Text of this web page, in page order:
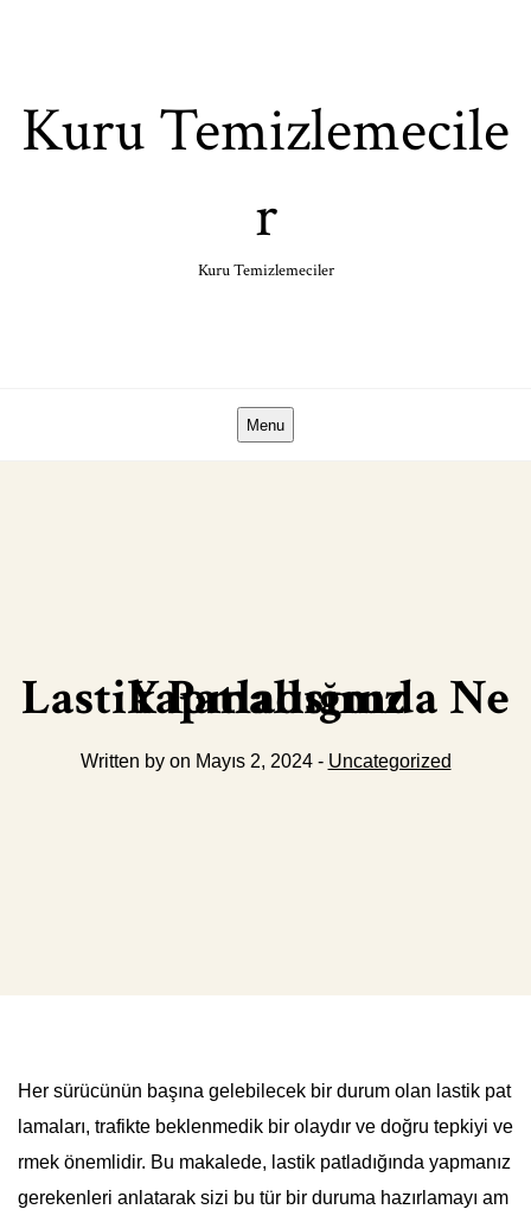
Kuru Temizlemecile
r
Kuru Temizlemeciler
Menu
Lastik Patladığında Ne Yapmalısınız
Written by on Mayıs 2, 2024 - Uncategorized
Her sürücünün başına gelebilecek bir durum olan lastik pat
lamaları, trafikte beklenmedik bir olaydır ve doğru tepkiyi ve
rmek önemlidir. Bu makalede, lastik patladığında yapmanız
gerekenleri anlatarak sizi bu tür bir duruma hazırlamayı am